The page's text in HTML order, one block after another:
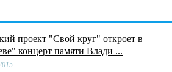
проект "Свой круг" откроет в
концерт памяти Влади ...